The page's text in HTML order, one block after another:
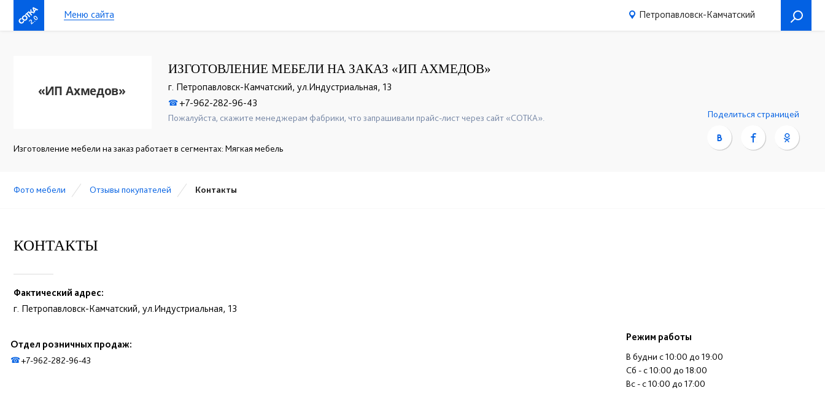
2.0 Меню сайта Петропавловск-Камчатский
ИЗГОТОВЛЕНИЕ МЕБЕЛИ НА ЗАКАЗ «ИП АХМЕДОВ»
г. Петропавловск-Камчатский, ул.Индустриальная, 13
☎+7-962-282-96-43
Пожалуйста, скажите менеджерам фабрики, что запрашивали прайс-лист через сайт «СОТКА».
Изготовление мебели на заказ работает в сегментах: Мягкая мебель
Поделиться страницей
Фото мебели Отзывы покупателей Контакты
КОНТАКТЫ
Фактический адрес:
г. Петропавловск-Камчатский, ул.Индустриальная, 13
Отдел розничных продаж:
☎+7-962-282-96-43
Режим работы
В будни c 10:00 до 19:00
Сб - c 10:00 до 18:00
Вс - c 10:00 до 17:00